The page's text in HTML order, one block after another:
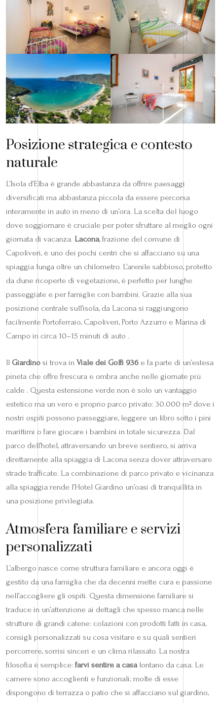
Posizione strategica e contesto
naturale
L’Isola d’Elba è grande abbastanza da offrire paesaggi
diversificati ma abbastanza piccola da essere percorsa
interamente in auto in meno di un’ora. La scelta del luogo
dove soggiornare è cruciale per poter sfruttare al meglio ogni
giornata di vacanza. Lacona, frazione del comune di
Capoliveri, è uno dei pochi centri che si affacciano su una
spiaggia lunga oltre un chilometro. L’arenile sabbioso, protetto
da dune ricoperte di vegetazione, è perfetto per lunghe
passeggiate e per famiglie con bambini. Grazie alla sua
posizione centrale sull’isola, da Lacona si raggiungono
facilmente Portoferraio, Capoliveri, Porto Azzurro e Marina di
Campo in circa 10–15 minuti di auto .
Il Giardino si trova in Viale dei Golfi 936 e fa parte di un’estesa
pineta che offre frescura e ombra anche nelle giornate più
calde . Questa estensione verde non è solo un vantaggio
estetico ma un vero e proprio parco privato: 30.000 m² dove i
nostri ospiti possono passeggiare, leggere un libro sotto i pini
marittimi o fare giocare i bambini in totale sicurezza. Dal
parco dell’hotel, attraversando un breve sentiero, si arriva
direttamente alla spiaggia di Lacona senza dover attraversare
strade trafficate. La combinazione di parco privato e vicinanza
alla spiaggia rende l’Hotel Giardino un’oasi di tranquillità in
una posizione privilegiata.
Atmosfera familiare e servizi
personalizzati
L’albergo nasce come struttura familiare e ancora oggi è
gestito da una famiglia che da decenni mette cura e passione
nell’accogliere gli ospiti. Questa dimensione familiare si
traduce in un’attenzione ai dettagli che spesso manca nelle
strutture di grandi catene: colazioni con prodotti fatti in casa,
consigli personalizzati su cosa visitare e su quali sentieri
percorrere, sorrisi sinceri e un clima rilassato. La nostra
filosofia è semplice: farvi sentire a casalontano da casa. Le
camere sono accoglienti e funzionali; molte di esse
dispongono di terrazza o patio che si affacciano sul giardino,